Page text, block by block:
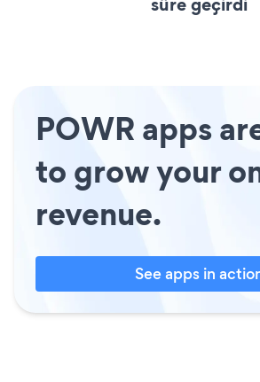
POWR apps
to grow your
revenue.
See apps in